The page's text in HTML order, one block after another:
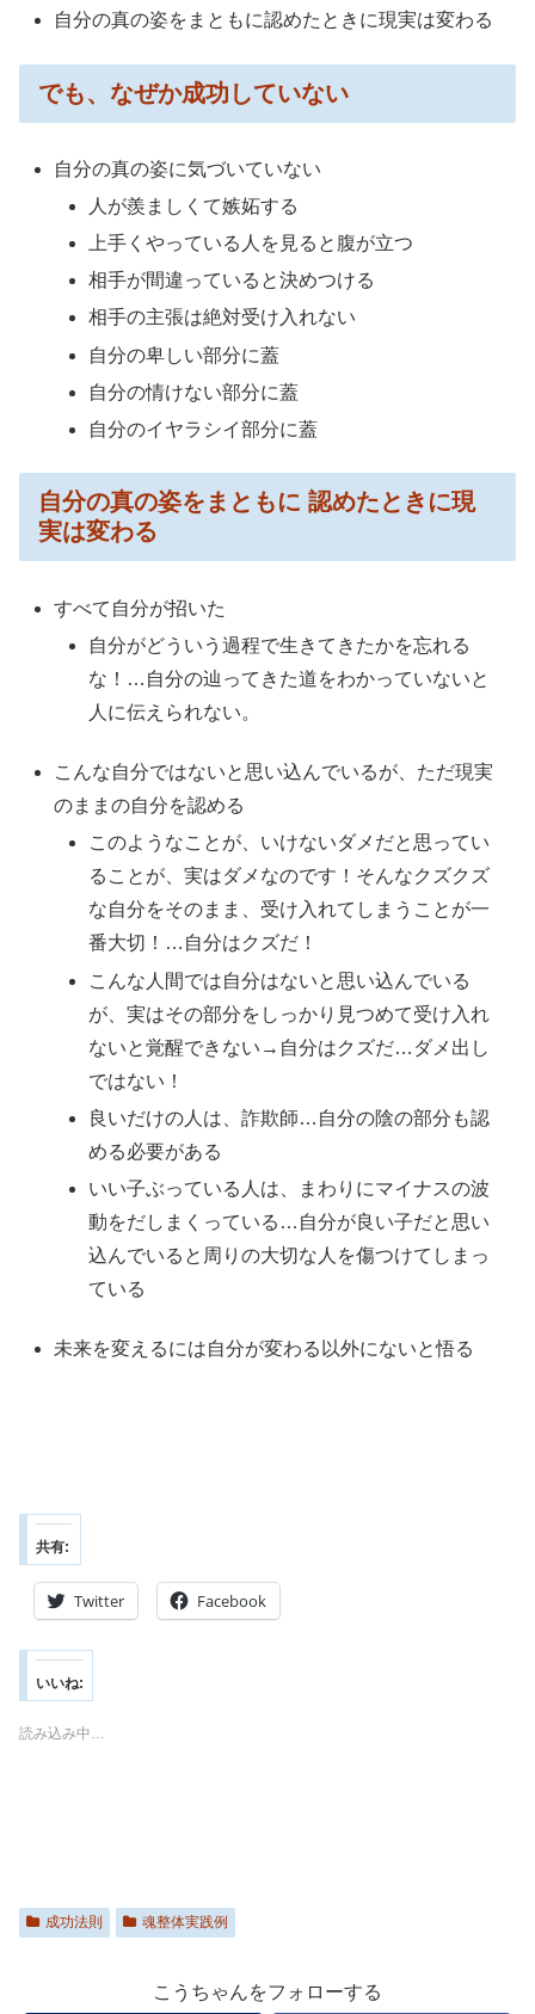
自分の真の姿をまともに認めたときに現実は変わる
でも、なぜか成功していない
自分の真の姿に気づいていない
人が羨ましくて嫉妬する
上手くやっている人を見ると腹が立つ
相手が間違っていると決めつける
相手の主張は絶対受け入れない
自分の卑しい部分に蓋
自分の情けない部分に蓋
自分のイヤラシイ部分に蓋
自分の真の姿をまともに 認めたときに現
実は変わる
すべて自分が招いた
自分がどういう過程で生きてきたかを忘れる
な！…自分の辿ってきた道をわかっていないと
人に伝えられない。
こんな自分ではないと思い込んでいるが、ただ現実
のままの自分を認める
このようなことが、いけないダメだと思ってい
ることが、実はダメなのです！そんなクズクズ
な自分をそのまま、受け入れてしまうことが一
番大切！…自分はクズだ！
こんな人間では自分はないと思い込んでいる
が、実はその部分をしっかり見つめて受け入れ
ないと覚醒できない→自分はクズだ…ダメ出し
ではない！
良いだけの人は、詐欺師…自分の陰の部分も認
める必要がある
いい子ぶっている人は、まわりにマイナスの波
動をだしまくっている…自分が良い子だと思い
込んでいると周りの大切な人を傷つけてしまっ
ている
未来を変えるには自分が変わる以外にないと悟る
共有:
Twitter Facebook
いいね:
読み込み中…
成功法則 魂整体実践例
こうちゃんをフォローする